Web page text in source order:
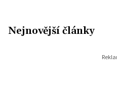
Nejnovější články